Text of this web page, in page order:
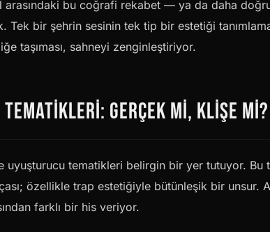
arasındaki bu coğrafi rekabet — ya da daha
Tek bir şehrin sesinin tek tip bir estetiği
taşıması, sahneyi zenginleştiriyor.
TEMATIKLERI: GERÇEK MI, KLIŞE MI?
uyuşturucu tematikleri belirgin bir yer tutuyor. Bu
özellikle trap estetiğiyle bütünleşik bir
farklı bir his veriyor.